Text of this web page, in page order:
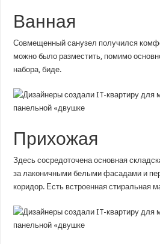
Ванная
Совмещенный санузел получился
можно было разместить, помимо
набора, биде.
Прихожая
Здесь сосредоточена основная
за лаконичными белыми фасадами и
коридор. Есть встроенная стиральная